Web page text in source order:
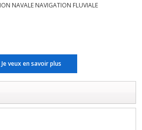
NAVALE NAVIGATION FLUVIALE
Je veux en savoir plus